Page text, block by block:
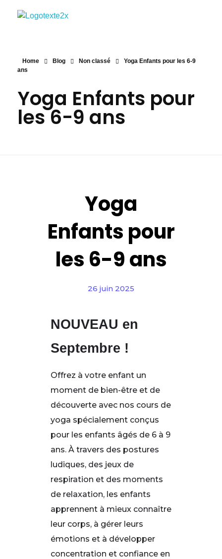
Home Blog Non classé
Yoga Enfants pour les 6-9
ans
Yoga Enfants pour
les 6-9 ans
Yoga
Enfants pour
les 6-9 ans
26 juin 2025
NOUVEAU en
Septembre !
Offrez à votre enfant un
moment de bien-être et de
découverte avec nos cours de
yoga spécialement conçus
pour les enfants âgés de 6 à 9
ans. À travers des postures
ludiques, des jeux de
respiration et des moments
de relaxation, les enfants
apprennent à mieux connaître
leur corps, à gérer leurs
émotions et à développer
concentration et confiance en